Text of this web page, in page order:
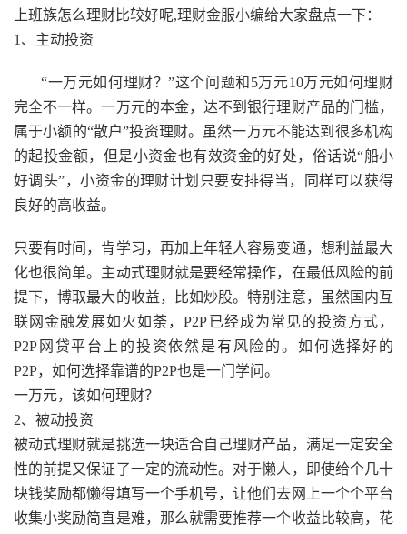
上班族怎么理财比较好呢,理财金服小编给大家盘点一下：
1、主动投资
“一万元如何理财？”这个问题和5万元10万元如何理财
完全不一样。一万元的本金，达不到银行理财产品的门槛，
属于小额的“散户”投资理财。虽然一万元不能达到很多机构
的起投金额，但是小资金也有效资金的好处，俗话说“船小
好调头”，小资金的理财计划只要安排得当，同样可以获得
良好的高收益。
只要有时间，肯学习，再加上年轻人容易变通，想利益最大
化也很简单。主动式理财就是要经常操作，在最低风险的前
提下，博取最大的收益，比如炒股。特别注意，虽然国内互
联网金融发展如火如荼，P2P已经成为常见的投资方式，
P2P网贷平台上的投资依然是有风险的。如何选择好的
P2P，如何选择靠谱的P2P也是一门学问。
一万元，该如何理财？
2、被动投资
被动式理财就是挑选一块适合自己理财产品，满足一定安全
性的前提又保证了一定的流动性。对于懒人，即使给个几十
块钱奖励都懒得填写一个手机号，让他们去网上一个个平台
收集小奖励简直是难，那么就需要推荐一个收益比较高，花